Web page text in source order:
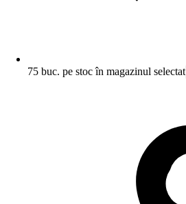
75 buc. pe stoc în magazinul selectat